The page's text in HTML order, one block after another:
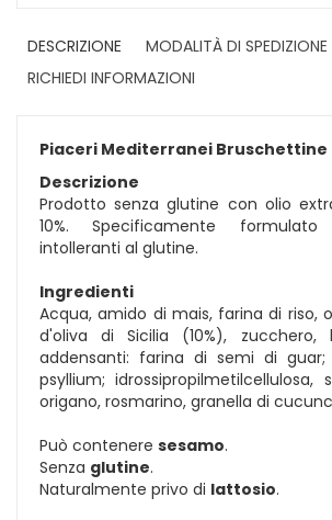
DESCRIZIONE
MODALITÀ DI SPEDIZIONE
RICHIEDI INFORMAZIONI
Piaceri Mediterranei Bruschettine
Descrizione
Prodotto senza glutine con olio
10%. Specificamente
intolleranti al glutine.
Ingredienti
Acqua, amido di mais, farina di riso,
d'oliva di Sicilia (10%), zucchero,
addensanti: farina di semi di guar;
psyllium; idrossipropilmetilcellulosa,
origano, rosmarino, granella di
Può contenere sesamo.
Senza glutine.
Naturalmente privo di lattosio.